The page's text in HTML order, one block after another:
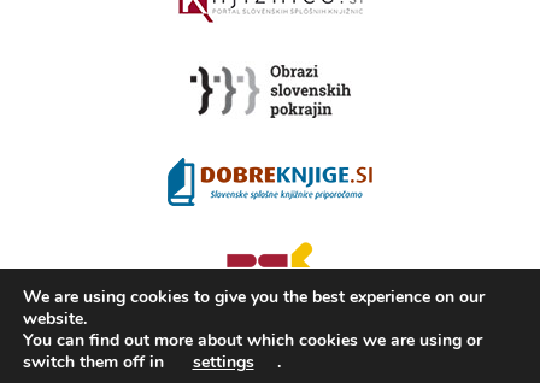
2008 - 2026 ©KAMRA, Production: TrueCAD d.o.o.
We are using cookies to give you the best experience on our
website.
You can find out more about which cookies we are using or
switch them off in
settings .